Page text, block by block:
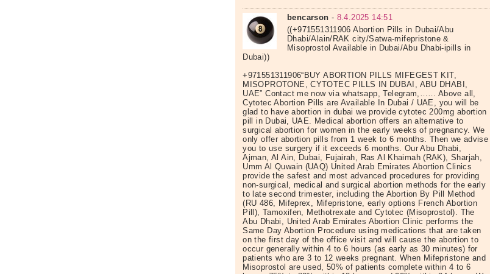
bencarson - 8.4.2025 14:51
((+971551311906 Abortion Pills in Dubai/Abu
Dhabi/Alain/RAK city/Satwa-mifepristone &
Misoprostol Available in Dubai/Abu Dhabi-ipills in
Dubai))
+971551311906“BUY ABORTION PILLS MIFEGEST KIT,
MISOPROTONE, CYTOTEC PILLS IN DUBAI, ABU DHABI,
UAE” Contact me now via whatsapp, Telegram,…… Above all,
Cytotec Abortion Pills are Available In Dubai / UAE, you will be
glad to have abortion in dubai we provide cytotec 200mg abortion
pill in Dubai, UAE. Medical abortion offers an alternative to
surgical abortion for women in the early weeks of pregnancy. We
only offer abortion pills from 1 week to 6 months. Then we advise
you to use surgery if it exceeds 6 months. Our Abu Dhabi,
Ajman, Al Ain, Dubai, Fujairah, Ras Al Khaimah (RAK), Sharjah,
Umm Al Quwain (UAQ) United Arab Emirates Abortion Clinics
provide the safest and most advanced procedures for providing
non-surgical, medical and surgical abortion methods for the early
to late second trimester, including the Abortion By Pill Method
(RU 486, Mifeprex, Mifepristone, early options French Abortion
Pill), Tamoxifen, Methotrexate and Cytotec (Misoprostol). The
Abu Dhabi, United Arab Emirates Abortion Clinic performs the
Same Day Abortion Procedure using medications that are taken
on the first day of the office visit and will cause the abortion to
occur generally within 4 to 6 hours (as early as 30 minutes) for
patients who are 3 to 12 weeks pregnant. When Mifepristone and
Misoprostol are used, 50% of patients complete within 4 to 6